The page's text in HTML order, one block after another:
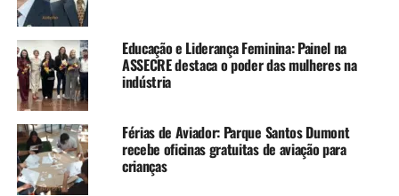
Educação e Liderança Feminina: Painel na
ASSECRE destaca o poder das mulheres na
indústria
Férias de Aviador: Parque Santos Dumont
recebe oficinas gratuitas de aviação para
crianças